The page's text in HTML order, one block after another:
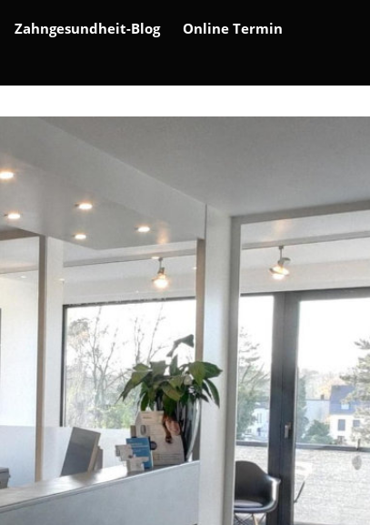
Zahngesundheit-Blog
Online Termin